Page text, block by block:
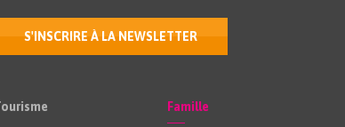
S'INSCRIRE À LA NEWSLETTER
Famille